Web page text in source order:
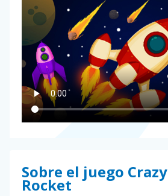
Sobre el juego Crazy
Rocket